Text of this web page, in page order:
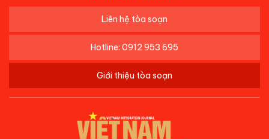
Liên hệ tòa soạn
Hotline: 0912 953 695
Giới thiệu tòa soạn